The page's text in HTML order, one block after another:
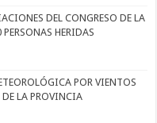
DEL CONGRESO DE LA
HERIDAS
POR VIENTOS
LA PROVINCIA